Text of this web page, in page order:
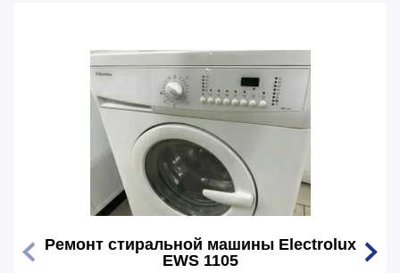
Ремонт стиральной машины Electrolux
EWS 1105